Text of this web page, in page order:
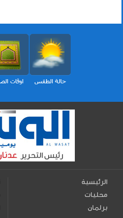
الرئيسية
محليات
برلمان